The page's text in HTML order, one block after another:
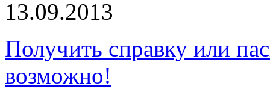
13.09.2013
Получить справку или
возможно!